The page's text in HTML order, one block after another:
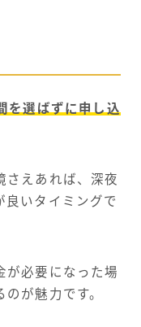
を選ばずに申し込
さえあれば、深夜
良いタイミングで
が必要になった場
が魅力です。